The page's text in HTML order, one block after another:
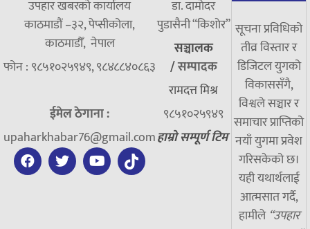
उपहार खबरको कार्यालय
काठमाडौं –३२, पेप्सीकोला,
काठमाडौँ, नेपाल
फोन : ९८५१०२५९४९, ९८४८८४०८६३
ईमेल ठेगाना :
upaharkhabar76@gmail.com
डा. दामाेदर
पुडासैनी “किशाेर”
सञ्चालक
/सम्पादक
रामदत्त मिश्र
९८५१०२५९४९
हाम्रो सम्पूर्ण टिम
सूचना प्रविधिको
तीव्र विस्तार र
डिजिटल युगको
विकाससँगै,
विश्वले सञ्चार र
समाचार प्राप्तिको
नयाँ युगमा प्रवेश
गरिसकेको छ।
यही यथार्थलाई
आत्मसात गर्दै,
हामीले “उपहार